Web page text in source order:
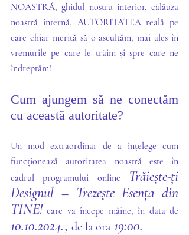
NOASTRĂ, ghidul nostru interior, călăuza
noastră internă, AUTORITATEA reală pe
care chiar merită să o ascultăm, mai ales în
vremurile pe care le trăim și spre care ne
îndreptăm!
Cum ajungem să ne conectăm
cu această autoritate?
Un mod extraordinar de a înțelege cum
funcționează autoritatea noastră este în
cadrul programului online Trăiește-ți
Designul – Trezește Esența din
TINE! care va începe mâine, în data de
10.10.2024., de la ora 19:00.